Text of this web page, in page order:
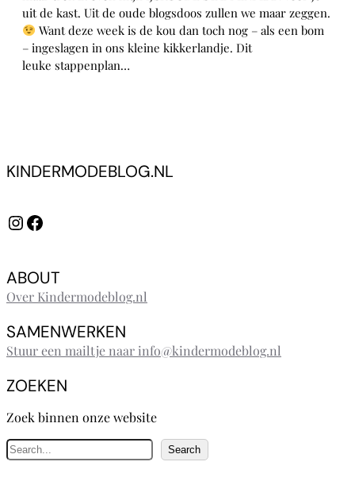
uit de kast. Uit de oude blogsdoos zullen we maar zeggen.
Want deze week is de kou dan toch nog – als een bom
– ingeslagen in ons kleine kikkerlandje. Dit
leuke stappenplan…
KINDERMODEBLOG.NL
InstagramFacebook
ABOUT
Over Kindermodeblog.nl
SAMENWERKEN
Stuur een mailtje naar info@kindermodeblog.nl
ZOEKEN
Zoek binnen onze website
Z
o
Search